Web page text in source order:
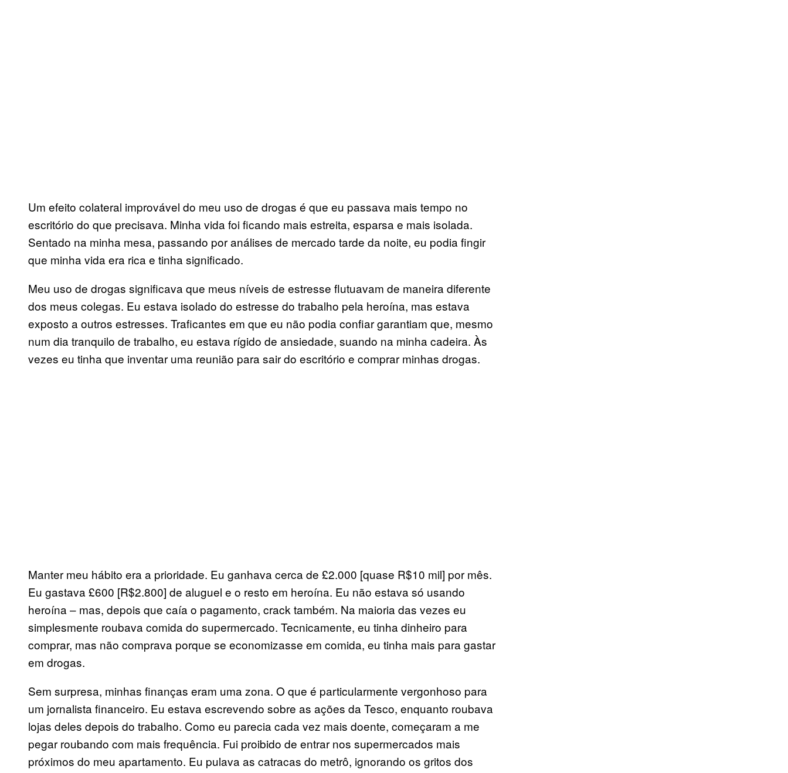
Um efeito colateral improvável do meu uso de drogas é que eu passava mais tempo no
escritório do que precisava. Minha vida foi ficando mais estreita, esparsa e mais isolada.
Sentado na minha mesa, passando por análises de mercado tarde da noite, eu podia fingir
que minha vida era rica e tinha significado.
Meu uso de drogas significava que meus níveis de estresse flutuavam de maneira diferente
dos meus colegas. Eu estava isolado do estresse do trabalho pela heroína, mas estava
exposto a outros estresses. Traficantes em que eu não podia confiar garantiam que, mesmo
num dia tranquilo de trabalho, eu estava rígido de ansiedade, suando na minha cadeira. Às
vezes eu tinha que inventar uma reunião para sair do escritório e comprar minhas drogas.
Manter meu hábito era a prioridade. Eu ganhava cerca de £2.000 [quase R$10 mil] por mês.
Eu gastava £600 [R$2.800] de aluguel e o resto em heroína. Eu não estava só usando
heroína – mas, depois que caía o pagamento, crack também. Na maioria das vezes eu
simplesmente roubava comida do supermercado. Tecnicamente, eu tinha dinheiro para
comprar, mas não comprava porque se economizasse em comida, eu tinha mais para gastar
em drogas.
Sem surpresa, minhas finanças eram uma zona. O que é particularmente vergonhoso para
um jornalista financeiro. Eu estava escrevendo sobre as ações da Tesco, enquanto roubava
lojas deles depois do trabalho. Como eu parecia cada vez mais doente, começaram a me
pegar roubando com mais frequência. Fui proibido de entrar nos supermercados mais
próximos do meu apartamento. Eu pulava as catracas do metrô, ignorando os gritos dos